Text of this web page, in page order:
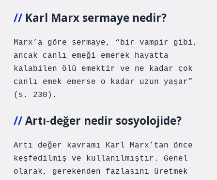
Karl Marx sermaye nedir?
Marx’a göre sermaye, “bir vampir gibi,
ancak canlı emeği emerek hayatta
kalabilen ölü emektir ve ne kadar çok
canlı emek emerse o kadar uzun yaşar”
(s. 230).
Artı-değer nedir sosyolojide?
Artı değer kavramı Karl Marx’tan önce
keşfedilmiş ve kullanılmıştır. Genel
olarak, gerekenden fazlasını üretmek